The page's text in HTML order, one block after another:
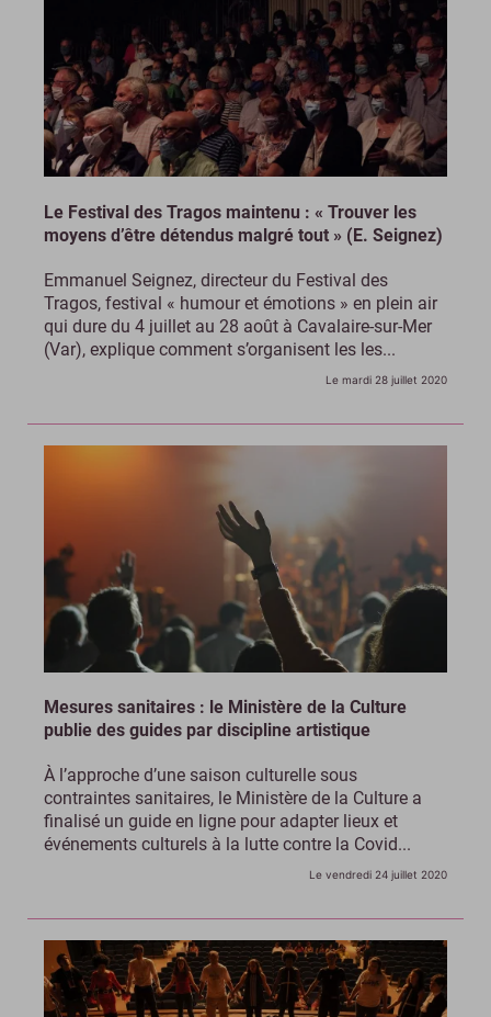
Le Festival des Tragos maintenu : « Trouver les
moyens d’être détendus malgré tout » (E. Seignez)
Emmanuel Seignez, directeur du Festival des
Tragos, festival « humour et émotions » en plein air
qui dure du 4 juillet au 28 août à Cavalaire-sur-Mer
(Var), explique comment s’organisent les les...
Le mardi 28 juillet 2020
Mesures sanitaires : le Ministère de la Culture
publie des guides par discipline artistique
À l’approche d’une saison culturelle sous
contraintes sanitaires, le Ministère de la Culture a
finalisé un guide en ligne pour adapter lieux et
événements culturels à la lutte contre la Covid...
Le vendredi 24 juillet 2020